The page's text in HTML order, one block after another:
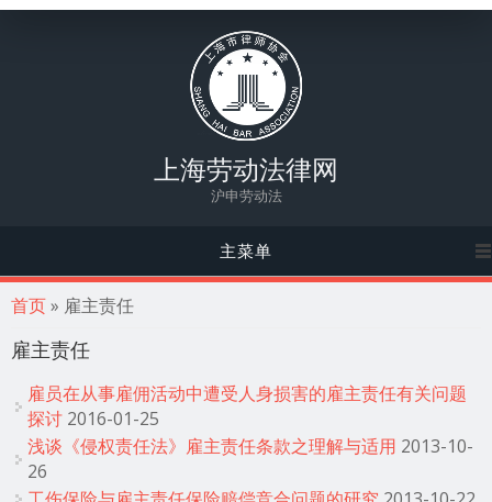
上海劳动法律网
沪申劳动法
主菜单
你在这里
首页» 雇主责任
雇主责任
雇员在从事雇佣活动中遭受人身损害的雇主责任有关问题
探讨 2016-01-25
浅谈《侵权责任法》雇主责任条款之理解与适用 2013-10-
26